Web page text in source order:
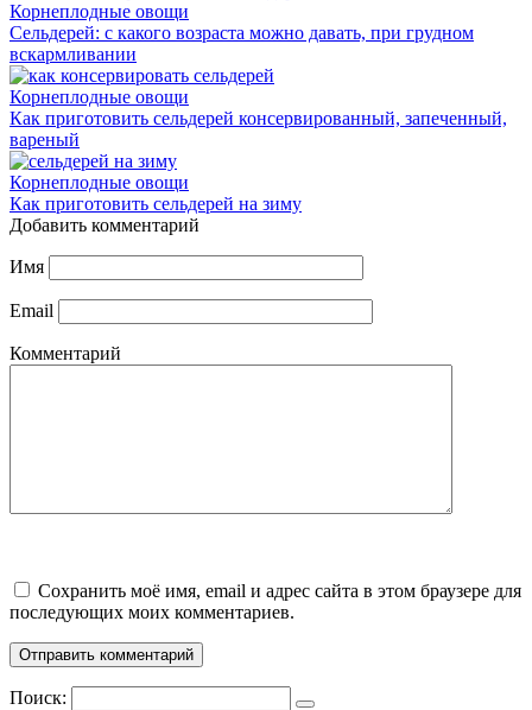
Корнеплодные овощи
Сельдерей: с какого возраста можно давать, при грудном
вскармливании
Корнеплодные овощи
Как приготовить сельдерей консервированный, запеченный,
вареный
Корнеплодные овощи
Как приготовить сельдерей на зиму
Добавить комментарий
Имя
Email
Комментарий
Сохранить моё имя, email и адрес сайта в этом браузере для
последующих моих комментариев.
Поиск: